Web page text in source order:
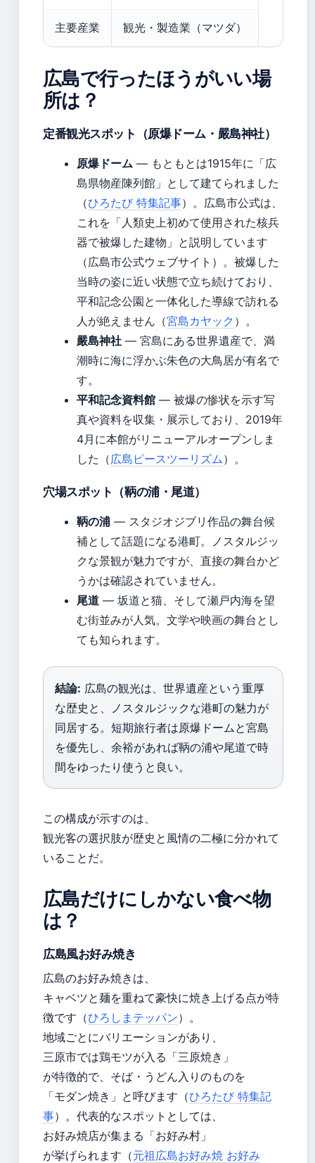
主要産業 観光・製造業（マツダ）
広島で行ったほうがいい場
所は？
定番観光スポット（原爆ドーム・嚴島神社）
原爆ドーム — もともとは1915年に「広
島県物産陳列館」として建てられました
（ひろたび 特集記事）。広島市公式は、
これを「人類史上初めて使用された核兵
器で被爆した建物」と説明しています
（広島市公式ウェブサイト）。被爆した
当時の姿に近い状態で立ち続けており、
平和記念公園と一体化した導線で訪れる
人が絶えません（宮島カヤック ）。
嚴島神社 — 宮島にある世界遺産で、満
潮時に海に浮かぶ朱色の大鳥居が有名で
す。
平和記念資料館 — 被爆の惨状を示す写
真や資料を収集・展示しており、2019年
4月に本館がリニューアルオープンしま
した（広島ピースツーリズム）。
穴場スポット（鞆の浦・尾道）
鞆の浦 — スタジオジブリ作品の舞台候
補として話題になる港町。ノスタルジッ
クな景観が魅力ですが、直接の舞台かど
うかは確認されていません。
尾道 — 坂道と猫、そして瀬戸内海を望
む街並みが人気。文学や映画の舞台とし
ても知られます。
結論: 広島の観光は、世界遺産という重厚
な歴史と、ノスタルジックな港町の魅力が
同居する。短期旅行者は原爆ドームと宮島
を優先し、余裕があれば鞆の浦や尾道で時
間をゆったり使うと良い。
この構成が示すのは、
観光客の選択肢が歴史と風情の二極に分かれて
いることだ。
広島だけにしかない食べ物
は？
広島風お好み焼き
広島のお好み焼きは、
キャベツと麺を重ねて豪快に焼き上げる点が特
徴です（ひろしまテッパン）。
地域ごとにバリエーションがあり、
三原市では鶏モツが入る「三原焼き」
が特徴的で、そば・うどん入りのものを
「モダン焼き」と呼びます（ひろたび 特集記
事）。代表的なスポットとしては、
お好み焼店が集まる「お好み村」
が挙げられます（元祖広島お好み焼 お好み